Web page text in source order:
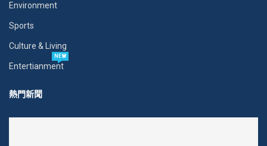
Environment
Sports
Culture & Living
Entertianment
NEW
熱門新聞